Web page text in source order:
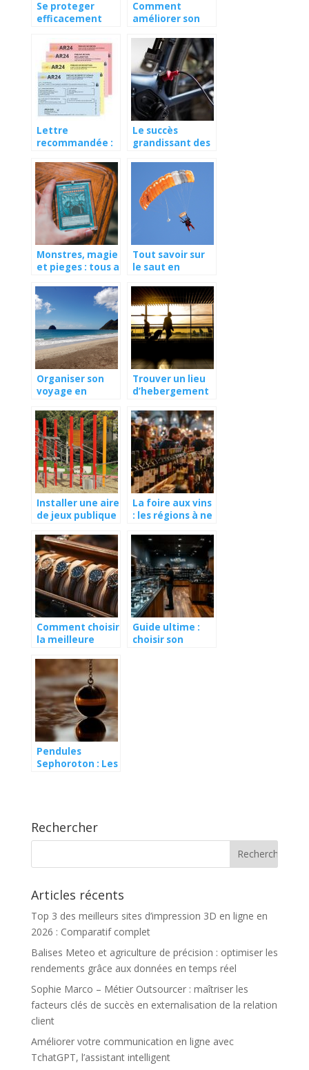
Se proteger
efficacement
du soleil
Comment
améliorer son
boxe ?
Lettre
recommandée :
Le succès
grandissant des
électriques.
Monstres, magie
et pieges : tous a
Oh!
Tout savoir sur
le saut en
Alsace
Organiser son
voyage en
informations a
connaitre
Trouver un lieu
d’hebergement
vacances : c’est
plus simple avec
la bonne
methode
Installer une aire
de jeux publique
de tous
La foire aux vins
: les régions à ne
Comment choisir
la meilleure
montre pour
protéger vos
précieux garde-
temps
Guide ultime :
choisir son
Pendules
Sephoroton : Les
Rechercher
Articles récents
Top 3 des meilleurs sites d’impression 3D en ligne en
2026 : Comparatif complet
Balises Meteo et agriculture de précision : optimiser les
rendements grâce aux données en temps réel
Sophie Marco – Métier Outsourcer : maîtriser les
facteurs clés de succès en externalisation de la relation
client
Améliorer votre communication en ligne avec
TchatGPT, l’assistant intelligent